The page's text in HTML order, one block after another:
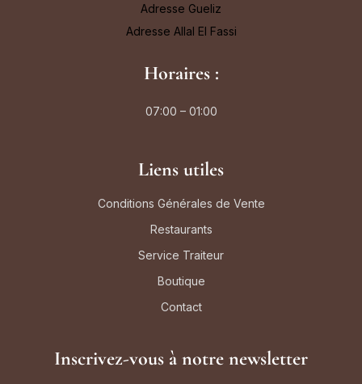
Adresse Gueliz
Adresse Allal El Fassi
Horaires :
07:00 – 01:00
Liens utiles
Conditions Générales de Vente
Restaurants
Service Traiteur
Boutique
Contact
Inscrivez-vous à notre newsletter